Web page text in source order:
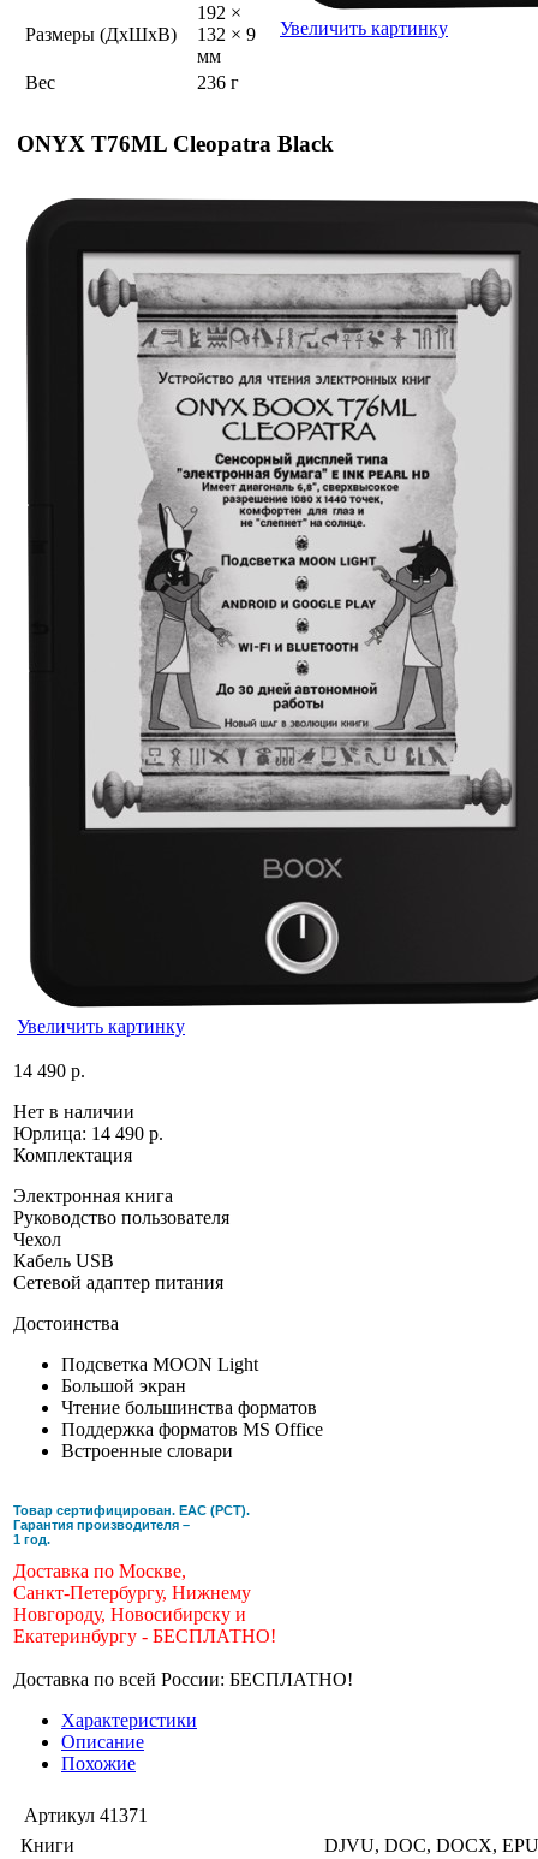
Размеры (ДхШхВ)
192 ×
132 × 9
мм
Вес
236 г
Увеличить картинку
ONYX T76ML Cleopatra Black
Увеличить картинку
14 490 р.
Нет в наличии
Юрлица: 14 490 р.
Комплектация
Электронная книга
Руководство пользователя
Чехол
Кабель USB
Сетевой адаптер питания
Достоинства
Подсветка MOON Light
Большой экран
Чтение большинства форматов
Поддержка форматов MS Office
Встроенные словари
Товар сертифицирован. ЕАС (РСТ).
Гарантия производителя –
1 год.
Доставка по Москве,
Санкт-Петербургу, Нижнему
Новгороду, Новосибирску и
Екатеринбургу - БЕСПЛАТНО!
Доставка по всей России: БЕСПЛАТНО!
Характеристики
Описание
Похожие
Артикул 41371
Книги
DJVU, DOC, DOCX,